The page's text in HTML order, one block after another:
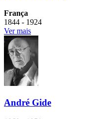
França
1844 - 1924
Ver mais
André Gide